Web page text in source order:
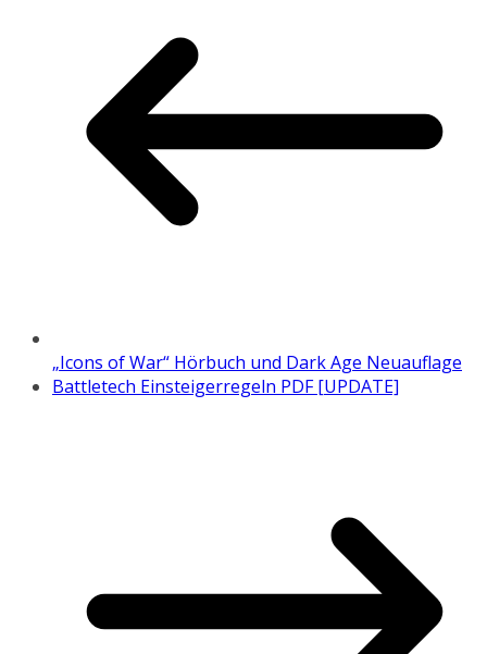
„Icons of War“ Hörbuch und Dark Age Neuauflage
Battletech Einsteigerregeln PDF [UPDATE]